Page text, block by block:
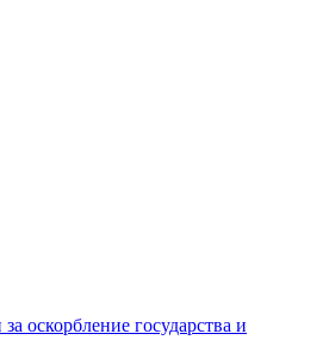
оскорбление государства и